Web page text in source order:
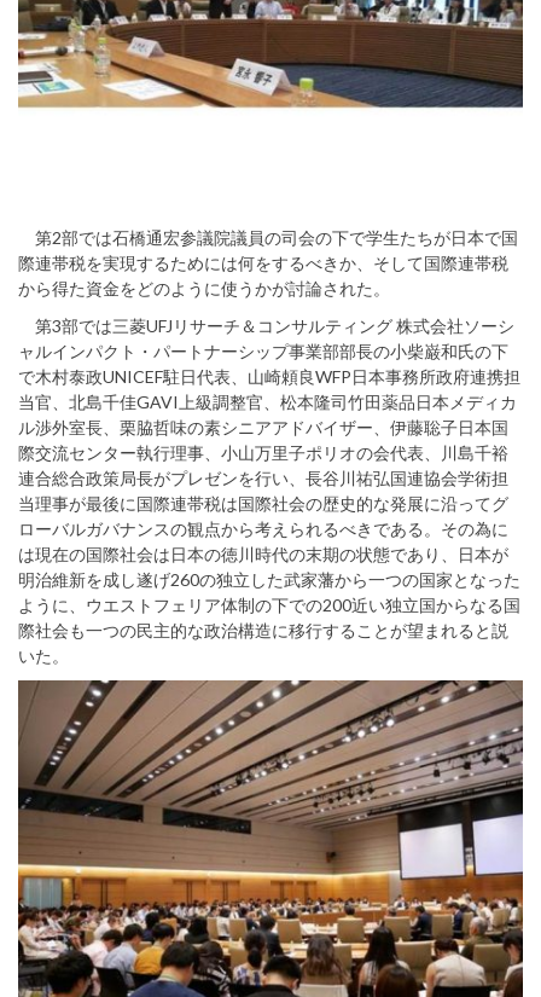
第2部では石橋通宏参議院議員の司会の下で学生たちが日本で国
際連帯税を実現するためには何をするべきか、そして国際連帯税
から得た資金をどのように使うかが討論された。
第3部では三菱UFJリサーチ＆コンサルティング 株式会社ソーシ
ャルインパクト・パートナーシップ事業部部長の小柴巌和氏の下
で木村泰政UNICEF駐日代表、山崎頼良WFP日本事務所政府連携担
当官、北島千佳GAVI上級調整官、松本隆司竹田薬品日本メディカ
ル渉外室長、栗脇哲味の素シニアアドバイザー、伊藤聡子日本国
際交流センター執行理事、小山万里子ポリオの会代表、川島千裕
連合総合政策局長がプレゼンを行い、長谷川祐弘国連協会学術担
当理事が最後に国際連帯税は国際社会の歴史的な発展に沿ってグ
ローバルガバナンスの観点から考えられるべきである。その為に
は現在の国際社会は日本の徳川時代の末期の状態であり、日本が
明治維新を成し遂げ260の独立した武家藩から一つの国家となった
ように、ウエストフェリア体制の下での200近い独立国からなる国
際社会も一つの民主的な政治構造に移行することが望まれると説
いた。